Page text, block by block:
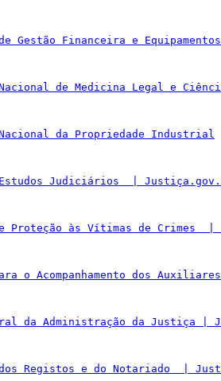
Gestão Financeira e
de Medicina Legal e
da Propriedade Industrial
Judiciários  |
Proteção às Vítimas de Crimes
o Acompanhamento dos
da Administração da Justiça |
Registos e do Notariado  |